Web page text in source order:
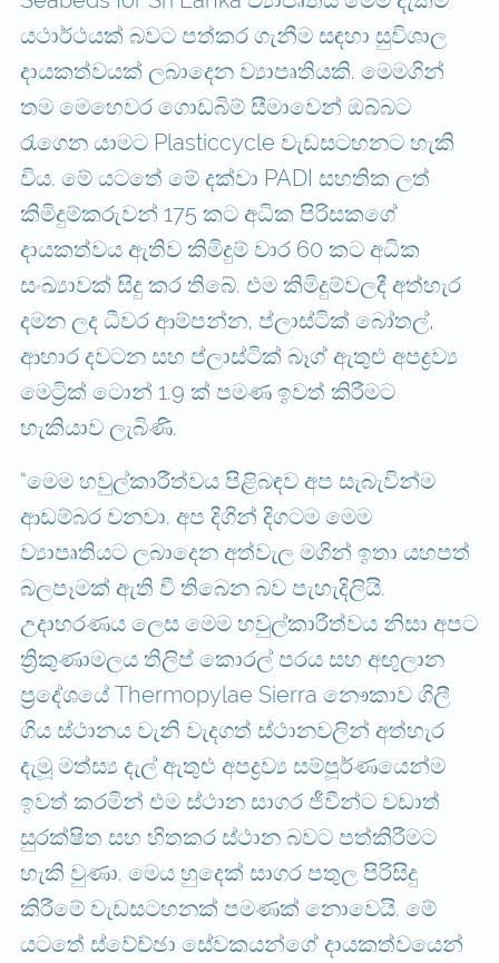
යථාර්ථයක් බවට පත්කර ගැනීම සඳහා සුවිශාල
දායකත්වයක් ලබාදෙන ව්‍යාපෘතියකි. මෙමගින්
තම මෙහෙවර ගොඩබිම් සීමාවෙන් ඔබ්බට
රැගෙන යාමට Plasticcycle වැඩසටහනට හැකි
විය. මේ යටතේ මේ දක්වා PADI සහතික ලත්
කිමිදුම්කරුවන් 175 කට අධික පිරිසකගේ
දායකත්වය ඇතිව කිමිදුම් වාර 60 කට අධික
සංඛ්‍යාවක් සිදු කර තිබේ. එම කිමිදුම්වලදී අත්හැර
දමන ලද ධීවර ආම්පන්න, ප්ලාස්ටික් බෝතල්,
ආහාර දවටන සහ ප්ලාස්ටික් බෑග් ඇතුළු අපද්‍රව්‍ය
මෙට්‍රික් ටොන් 1.9 ක් පමණ ඉවත් කිරීමට
හැකියාව ලැබිණි.
“මෙම හවුල්කාරීත්වය පිළිබඳව අප සැබැවින්ම
ආඩම්බර වනවා. අප දිගින් දිගටම මෙම
ව්‍යාපෘතියට ලබාදෙන අත්වැල මගින් ඉතා යහපත්
බලපෑමක් ඇති වී තිබෙන බව පැහැදිලියි.
උදාහරණය ලෙස මෙම හවුල්කාරීත්වය නිසා අපට
ත්‍රිකුණාමලය තිලිප් කොරල් පරය සහ අඟුලාන
ප්‍රදේශයේ Thermopylae Sierra නෞකාව ගිලී
ගිය ස්ථානය වැනි වැදගත් ස්ථානවලින් අත්හැර
දැමූ මත්ස්‍ය දැල් ඇතුළු අපද්‍රව්‍ය සම්පූර්ණයෙන්ම
ඉවත් කරමින් එම ස්ථාන සාගර ජීවීන්ට වඩාත්
සුරක්ෂිත සහ හිතකර ස්ථාන බවට පත්කිරීමට
හැකි වුණා. මෙය හුදෙක් සාගර පතුල පිරිසිදු
කිරීමේ වැඩසටහනක් පමණක් නොවෙයි. මේ
යටතේ ස්වේච්ඡා සේවකයන්ගේ දායකත්වයෙන්